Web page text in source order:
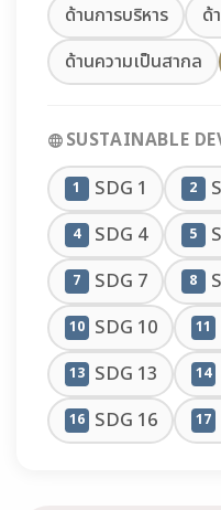
ด้านการบริหาร
ด้
ด้านความเป็นสากล
SUSTAINABLE
1 SDG 1 2
4 SDG 4 5
7 SDG 7 8
10 SDG 10 11
13 SDG 13 14
16 SDG 16 17